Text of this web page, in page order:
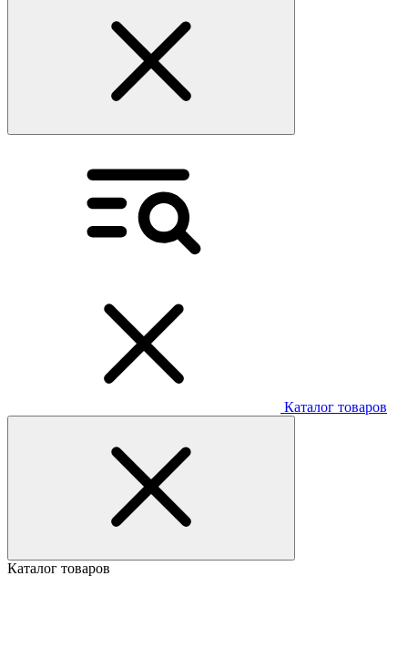
Каталог товаров
Каталог товаров